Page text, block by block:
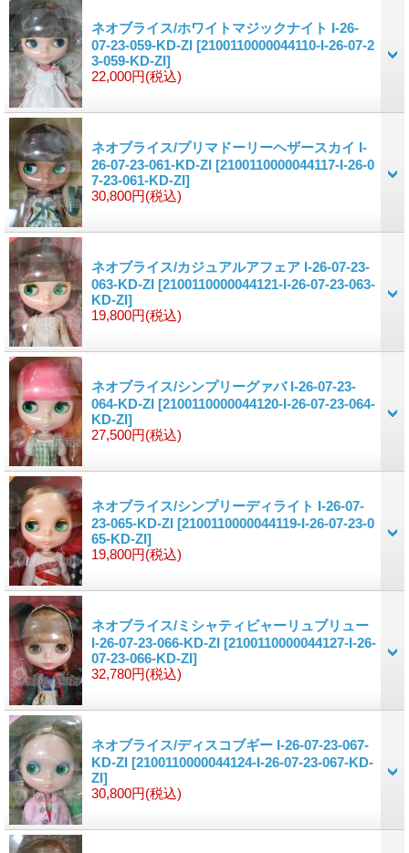
ネオブライス/ホワイトマジックナイト I-26-
07-23-059-KD-ZI [2100110000044110-I-26-07-2
3-059-KD-ZI]
22,000円(税込)
ネオブライス/プリマドーリーヘザースカイ I-
26-07-23-061-KD-ZI [2100110000044117-I-26-0
7-23-061-KD-ZI]
30,800円(税込)
ネオブライス/カジュアルアフェア I-26-07-23-
063-KD-ZI [2100110000044121-I-26-07-23-063-
KD-ZI]
19,800円(税込)
ネオブライス/シンプリーグァバ I-26-07-23-
064-KD-ZI [2100110000044120-I-26-07-23-064-
KD-ZI]
27,500円(税込)
ネオブライス/シンプリーディライト I-26-07-
23-065-KD-ZI [2100110000044119-I-26-07-23-0
65-KD-ZI]
19,800円(税込)
ネオブライス/ミシャティビャーリュブリュー
I-26-07-23-066-KD-ZI [2100110000044127-I-26-
07-23-066-KD-ZI]
32,780円(税込)
ネオブライス/ディスコブギー I-26-07-23-067-
KD-ZI [2100110000044124-I-26-07-23-067-KD-
ZI]
30,800円(税込)